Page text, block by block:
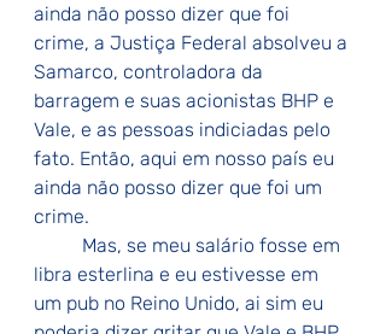
ainda não posso dizer que foi
crime, a Justiça Federal absolveu a
Samarco, controladora da
barragem e suas acionistas BHP e
Vale, e as pessoas indiciadas pelo
fato. Então, aqui em nosso país eu
ainda não posso dizer que foi um
crime.
libra esterlina e eu estivesse em
um pub no Reino Unido, ai sim eu